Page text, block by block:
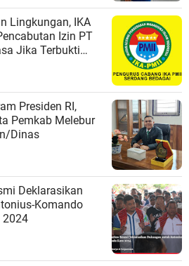
Lingkungan, IKA
Izin PT
Jika Terbukti
Presiden RI,
Pemkab Melebur
Dinas
Deklarasikan
Komando
2024